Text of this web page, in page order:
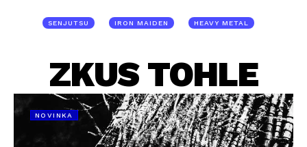
SENJUTSU IRON MAIDEN HEAVY METAL
ZKUS TOHLE
NOVINKA